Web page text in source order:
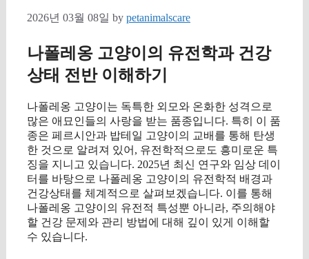
2026년 03월 08일 by petanimalscare
나폴레옹 고양이의 유전학과 건강
상태 전반 이해하기
나폴레옹 고양이는 독특한 외모와 온화한 성격으로
많은 애묘인들의 사랑을 받는 품종입니다. 특히 이 품
종은 페르시안과 밥테일 고양이의 교배를 통해 탄생
한 것으로 알려져 있어, 유전학적으로도 흥미로운 특
징을 지니고 있습니다. 2025년 최신 연구와 임상 데이
터를 바탕으로 나폴레옹 고양이의 유전학적 배경과
건강상태를 체계적으로 살펴보겠습니다. 이를 통해
나폴레옹 고양이의 유전적 특성뿐 아니라, 주의해야
할 건강 문제와 관리 방법에 대해 깊이 있게 이해할
수 있습니다.